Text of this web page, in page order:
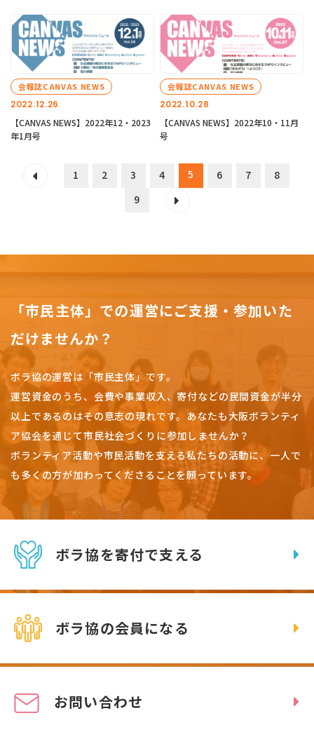
2022.12.26
会報誌CANVAS NEWS
【CANVAS NEWS】2022年12・2023
年1月号
2022.10.28
会報誌CANVAS NEWS
【CANVAS NEWS】2022年10・11月
号
1 2 3 4 5 6 7
8
9
「市民主体」での運営にご支援・参加いた
だけませんか？
ボラ協の運営は「市民主体」です。
運営資金のうち、会費や事業収入、寄付などの民間資金が半分
以上であるのはその意志の現れです。 あなたも大阪ボランティ
ア協会を通じて市民社会づくりに参加しませんか？
ボランティア活動や市民活動を支える私たちの活動に、一人で
も多くの方が加わってくださることを願っています。
ボラ協を寄付で支える
ボラ協の会員になる
お問い合わせ